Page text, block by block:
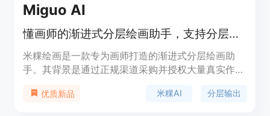
Miguo AI
懂画师的渐进式分层绘画助手，支持分层输出与PSD导出，赋能画师创作。
米粿绘画是一款专为画师打造的渐进式分层绘画助
手。其背景是通过正规渠道采购并授权大量真实作品
作，而非替代画师。产品的主要优点在于将创意控制
优质新品 米粿AI 分层输出